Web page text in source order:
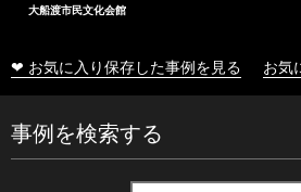
大船渡市民文化会館
❤ お気に入り保存した事例を見る お気
事例を検索する